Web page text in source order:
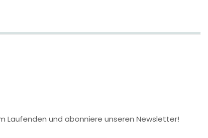
Laufenden und abonniere unseren Newsletter!